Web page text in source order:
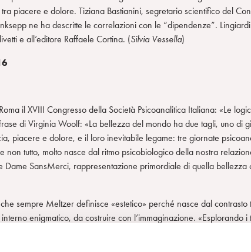
piacere e dolore. Tiziana Bastianini, segretario scientifico del
ne ha descritte le correlazioni con le “dipendenze”.
e all’editore Raffaele Cortina. (Silvia Vessella)
il XVIII Congresso della Società Psicoanalitica Italiana: «Le
di Virginia Woolf: «La bellezza del mondo ha due tagli, uno di
piacere e dolore, e il loro inevitabile legame: tre giornate
non tutto, molto nasce dal ritmo psicobiologico della nostra
Dame SansMerci, rappresentazione primordiale di quella bellezza
sempre Meltzer definisce «estetico» perché nasce dal
enigmatico, da costruire con l’immaginazione. «Esplorando
Bastianini, segretario scientifico del Congresso – abbiamo
evitare motivi di dolore o mantenere equilibri fisiologici in